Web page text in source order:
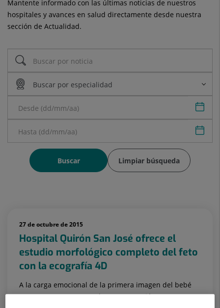
Mantente informado con las últimas noticias de nuestros
hospitales y avances en salud directamente desde nuestra
sección de Actualidad.
Limpiar búsqueda
Buscar
27 de octubre de 2015
Hospital Quirón San José ofrece el
estudio morfológico completo del feto
con la ecografía 4D
A la carga emocional de la primera imagen del bebé
que se espera, se suma la reconstrucción en